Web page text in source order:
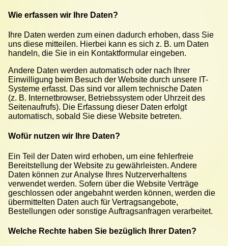
Wie erfassen wir Ihre Daten?
Ihre Daten werden zum einen dadurch erhoben, dass Sie
uns diese mitteilen. Hierbei kann es sich z. B. um Daten
handeln, die Sie in ein Kontaktformular eingeben.
Andere Daten werden automatisch oder nach Ihrer
Einwilligung beim Besuch der Website durch unsere IT-
Systeme erfasst. Das sind vor allem technische Daten
(z. B. Internetbrowser, Betriebssystem oder Uhrzeit des
Seitenaufrufs). Die Erfassung dieser Daten erfolgt
automatisch, sobald Sie diese Website betreten.
Wofür nutzen wir Ihre Daten?
Ein Teil der Daten wird erhoben, um eine fehlerfreie
Bereitstellung der Website zu gewährleisten. Andere
Daten können zur Analyse Ihres Nutzerverhaltens
verwendet werden. Sofern über die Website Verträge
geschlossen oder angebahnt werden können, werden die
übermittelten Daten auch für Vertragsangebote,
Bestellungen oder sonstige Auftragsanfragen verarbeitet.
Welche Rechte haben Sie bezüglich Ihrer Daten?